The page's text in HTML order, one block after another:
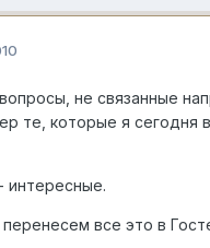
не связанные
те, которые я сегодня
интересные.
все это в